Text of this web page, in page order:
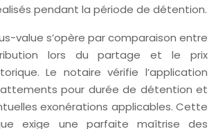
pendant la période de détention.
value s’opère par comparaison entre
lors du partage et le prix
Le notaire vérifie l’application
pour durée de détention et
exonérations applicables. Cette
exige une parfaite maîtrise des